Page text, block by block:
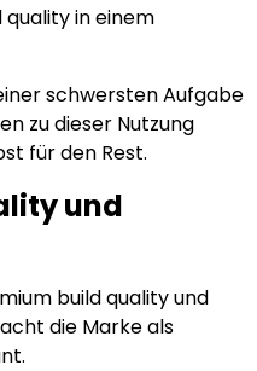
in einem
schwersten Aufgabe
zu dieser Nutzung
für den Rest.
und
build quality und
die Marke als